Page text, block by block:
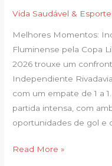
Vida Saudável &
Melhores Momentos:
Fluminense pela Copa
2026 trouxe um
Independiente
com um empate de 1 a
partida intensa, com
oportunidades de gol e
1
pela
Copa
Libertadores
Read More »